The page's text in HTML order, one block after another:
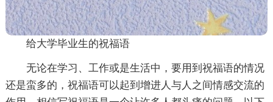
给大学毕业生的祝福语
无论在学习、工作或是生活中，要用到祝福语的情况
还是蛮多的，祝福语可以起到增进人与人之间情感交流的